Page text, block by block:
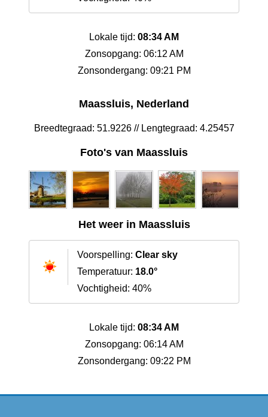
Lokale tijd: 08:34 AM
Zonsopgang: 06:12 AM
Zonsondergang: 09:21 PM
Maassluis, Nederland
Breedtegraad: 51.9226 // Lengtegraad: 4.25457
Foto's van Maassluis
Het weer in Maassluis
Voorspelling: Clear sky
Temperatuur: 18.0°
Vochtigheid: 40%
Lokale tijd: 08:34 AM
Zonsopgang: 06:14 AM
Zonsondergang: 09:22 PM